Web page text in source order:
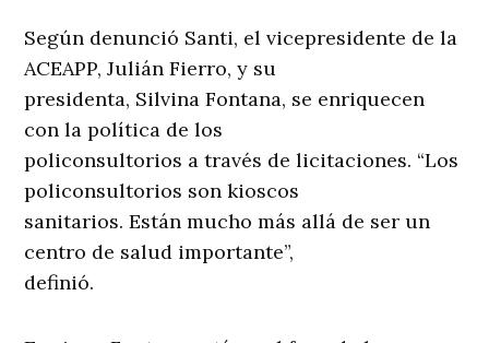
Según denunció Santi, el vicepresidente de la
ACEAPP, Julián Fierro, y su
presidenta, Silvina Fontana, se enriquecen
con la política de los
policonsultorios a través de licitaciones. “Los
policonsultorios son kioscos
sanitarios. Están mucho más allá de ser un
centro de salud importante”,
definió.